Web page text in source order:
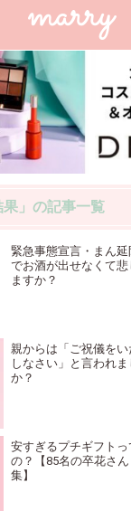
果」の記事一覧
緊急事態宣言・まん
でお酒が出せなくて
ますか？
親からは「ご祝儀を
しなさい」と言われ
か？
安すぎるプチギフト
の？【85名の卒花さ
集】